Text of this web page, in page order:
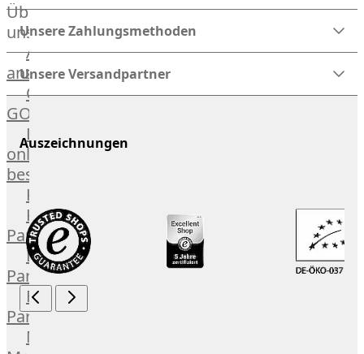
Über
uns
Alle
anzeigen
OTTO
GOURMET
Lebensmittel
online
bestellen
Karriere
Kochschul-
Partner
Depot-
Partner
Frischetheken-
Partner
Männer
Unsere Zahlungsmethoden
Unsere Versandpartner
Auszeichnungen